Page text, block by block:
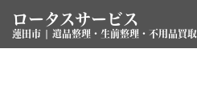
ロータスサービス
蓮田市 | 遺品整理・生前整理・不用品買取